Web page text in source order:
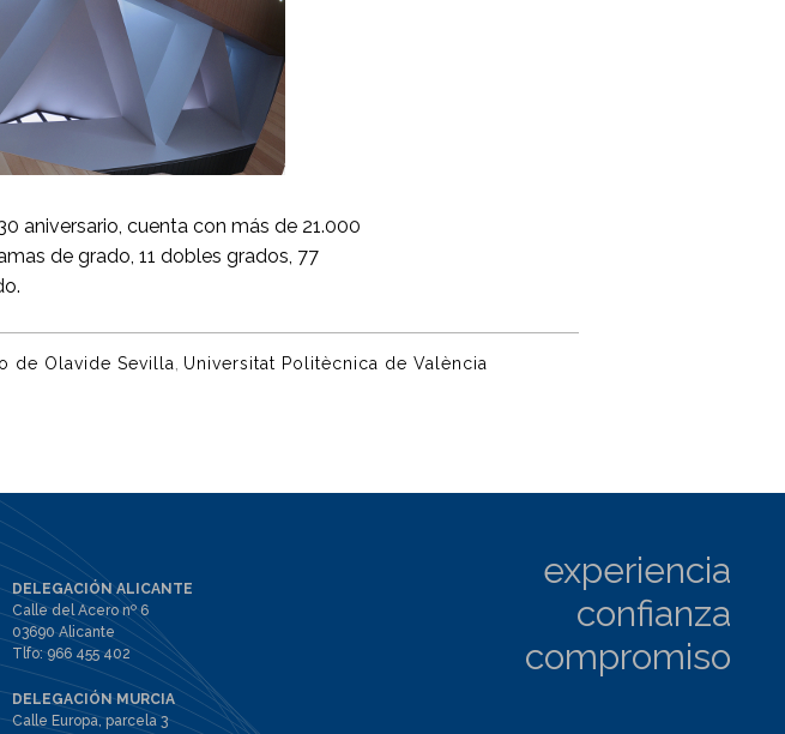
aniversario, cuenta con más de 21.000
de grado, 11 dobles grados, 77
de Olavide Sevilla Universitat Politècnica de València
DELEGACIÓN ALICANTE
Calle del Acero nº 6
03690 Alicante
Tlfo:966 455 402
DELEGACIÓN MURCIA
Calle Europa, parcela 3
experiencia
confianza
compromiso